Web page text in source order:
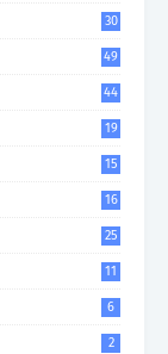
30
49
44
19
15
16
25
11
6
2